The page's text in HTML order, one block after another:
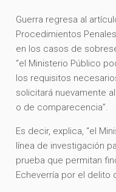
Guerra regresa al
Procedimientos
en los casos de
“el Ministerio Público
los requisitos
solicitará nuevamente
o de comparecencia”.
Es decir, explica, “el
línea de investigación
prueba que permitan
Echeverría por el delito